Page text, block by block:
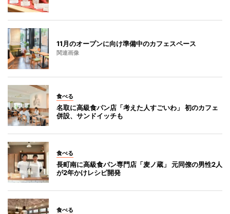
11月のオープンに向け準備中のカフェスペース
関連画像
食べる
名取に高級食パン店「考えた人すごいわ」 初のカフェ
併設、サンドイッチも
食べる
長町南に高級食パン専門店「麦ノ蔵」 元同僚の男性2人
が2年かけレシピ開発
食べる